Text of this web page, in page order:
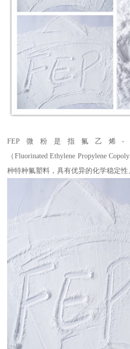
FEP微粉是指氟乙烯
（Fluorinated Ethylene Propylene
种特种氟塑料，具有优异的化学稳定性